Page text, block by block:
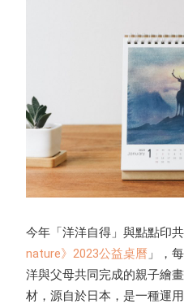
今年「洋洋自得」與點點印
nature》2023公益桌曆 」，
洋與父母共同完成的親子繪
材，源自於日本，是一種運